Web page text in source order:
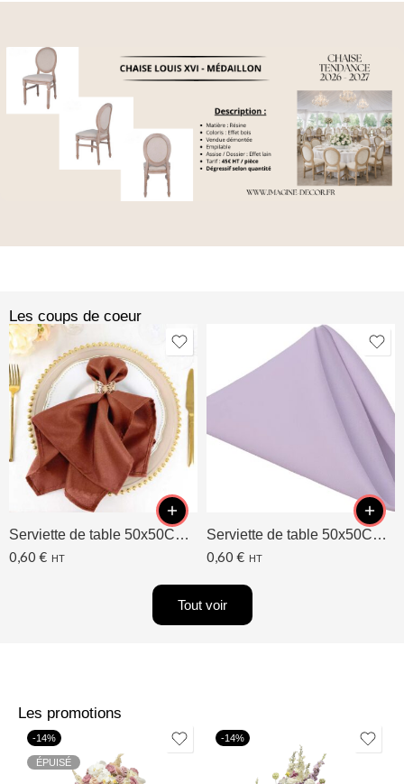
Les coups de coeur​
Serviette de table 50x50CM Terracotta
0,60 € HT
Serviette de table 50x50CM Lavande/Lilas
0,60 € HT
Tout voir
Les promotions
-14%
ÉPUISÉ
-14%